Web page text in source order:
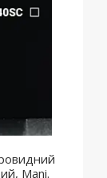
Mani.